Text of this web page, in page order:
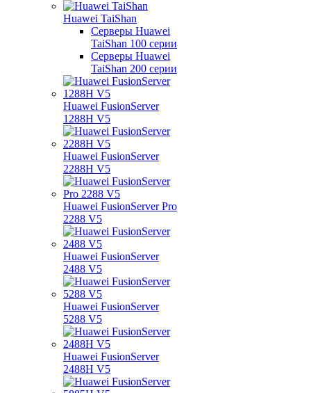
Huawei TaiShan
Серверы Huawei
TaiShan 100 серии
Серверы Huawei
TaiShan 200 серии
Huawei FusionServer
1288H V5
Huawei FusionServer
2288H V5
Huawei FusionServer Pro
2288 V5
Huawei FusionServer
2488 V5
Huawei FusionServer
5288 V5
Huawei FusionServer
2488H V5